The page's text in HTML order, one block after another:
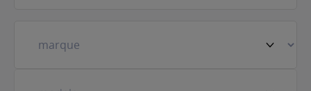
véhicule(Nécessaire)